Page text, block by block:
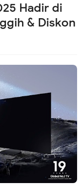
Hadir di
& Diskon